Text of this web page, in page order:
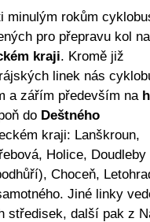
minulým rokům
pro přepravu kol na
kraji. Kromě již
linek nás
a zářím především na
do Deštného
kraji: Lanškroun,
Holice, Doudleby
Choceň,
Jiné linky
středisek, další pak z